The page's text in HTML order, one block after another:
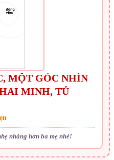
MỘT GÓC NHÌN
MINH, TỦ
nhàng hơn ba mẹ nhé!